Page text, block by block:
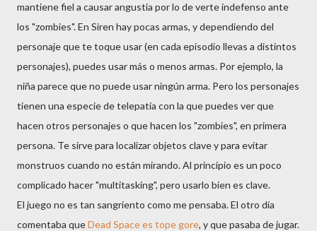
mantiene fiel a causar angustia por lo de verte indefenso ante
los "zombies". En Siren hay pocas armas, y dependiendo del
personaje que te toque usar (en cada episodio llevas a distintos
personajes), puedes usar más o menos armas. Por ejemplo, la
niña parece que no puede usar ningún arma. Pero los personajes
tienen una especie de telepatía con la que puedes ver que
hacen otros personajes o que hacen los "zombies", en primera
persona. Te sirve para localizar objetos clave y para evitar
monstruos cuando no están mirando. Al principio es un poco
complicado hacer "multitasking", pero usarlo bien es clave.
El juego no es tan sangriento como me pensaba. El otro día
comentaba queDead Space es tope gore, y que pasaba de jugar.